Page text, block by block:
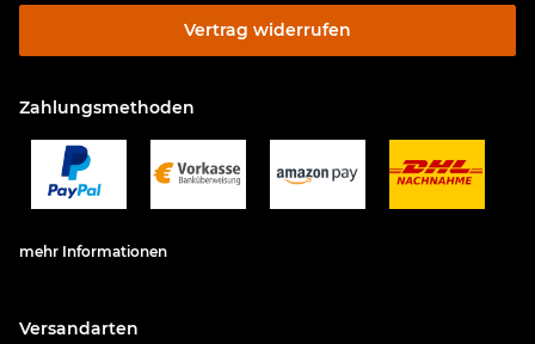
Vertrag widerrufen
Zahlungsmethoden
mehr Informationen
Versandarten